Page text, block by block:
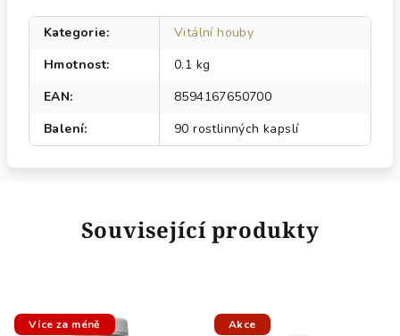
Kategorie:
Vitální houby
Hmotnost:
0.1 kg
EAN:
8594167650700
Balení: 90 rostlinných kapslí
Související produkty
Více za méně Akce